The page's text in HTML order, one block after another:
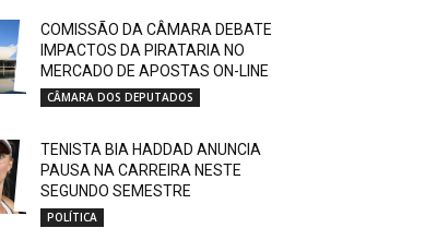
COMISSÃO DA CÂMARA DEBATE
IMPACTOS DA PIRATARIA NO
MERCADO DE APOSTAS ON-LINE
CÂMARA DOS DEPUTADOS
TENISTA BIA HADDAD ANUNCIA
PAUSA NA CARREIRA NESTE
SEGUNDO SEMESTRE
POLÍTICA